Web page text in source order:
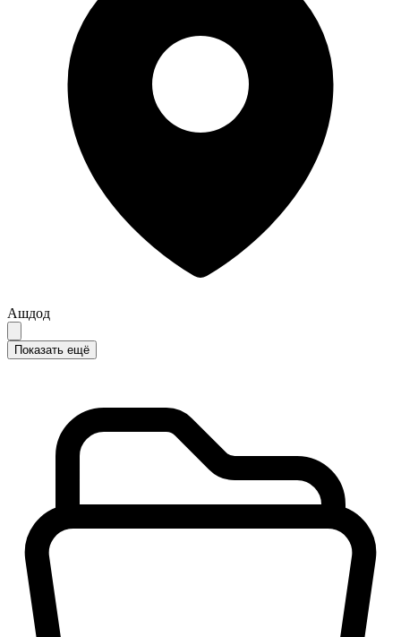
Ашдод
Показать ещё